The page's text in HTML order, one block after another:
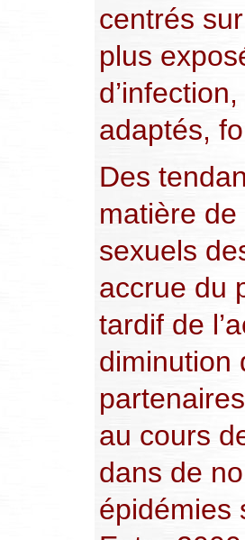
centrés
plus
adaptés,
Des
matière
sexuels
accrue du
tardif de
diminution
au cours
dans de
épidémies